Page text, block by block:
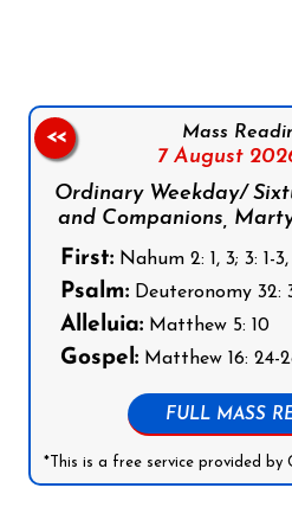
Mass
7 August
Ordinary Weekday/
and Companions,
First: Nahum 2: 1, 3; 3: 1-
Psalm: Deuteronomy 32:
Alleluia: Matthew 5: 10
Gospel: Matthew 16: 24-
FULL MASS
*This is a free service provided by
<<